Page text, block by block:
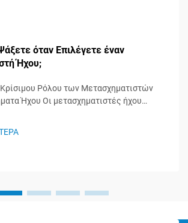
όταν Επιλέγετε έναν
Ήχου;
Ρόλου των Μετασχηματιστών
Ήχου Οι μετασχηματιστές ήχου
σήματος και στη διασφάλιση της